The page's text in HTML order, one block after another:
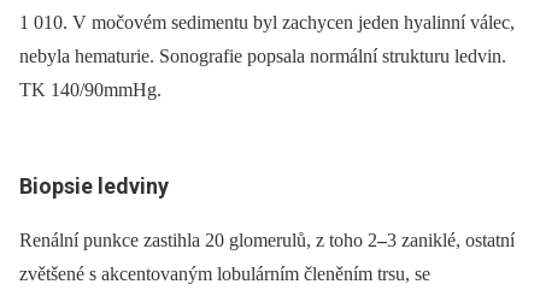
1 010. V močovém sedimentu byl zachycen jeden hyalinní válec,
nebyla hematurie. Sonografie popsala normální strukturu ledvin.
TK 140/90mmHg.
Biopsie ledviny
Renální punkce zastihla 20 glomerulů, z toho 2–3 zaniklé, ostatní
zvětšené s akcentovaným lobulárním členěním trsu, se